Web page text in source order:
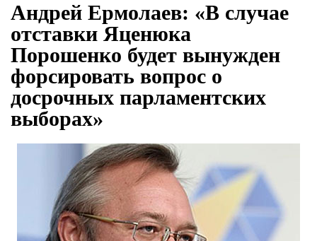
Андрей Ермолаев: «В случае
отставки Яценюка
Порошенко будет вынужден
форсировать вопрос о
досрочных парламентских
выборах»